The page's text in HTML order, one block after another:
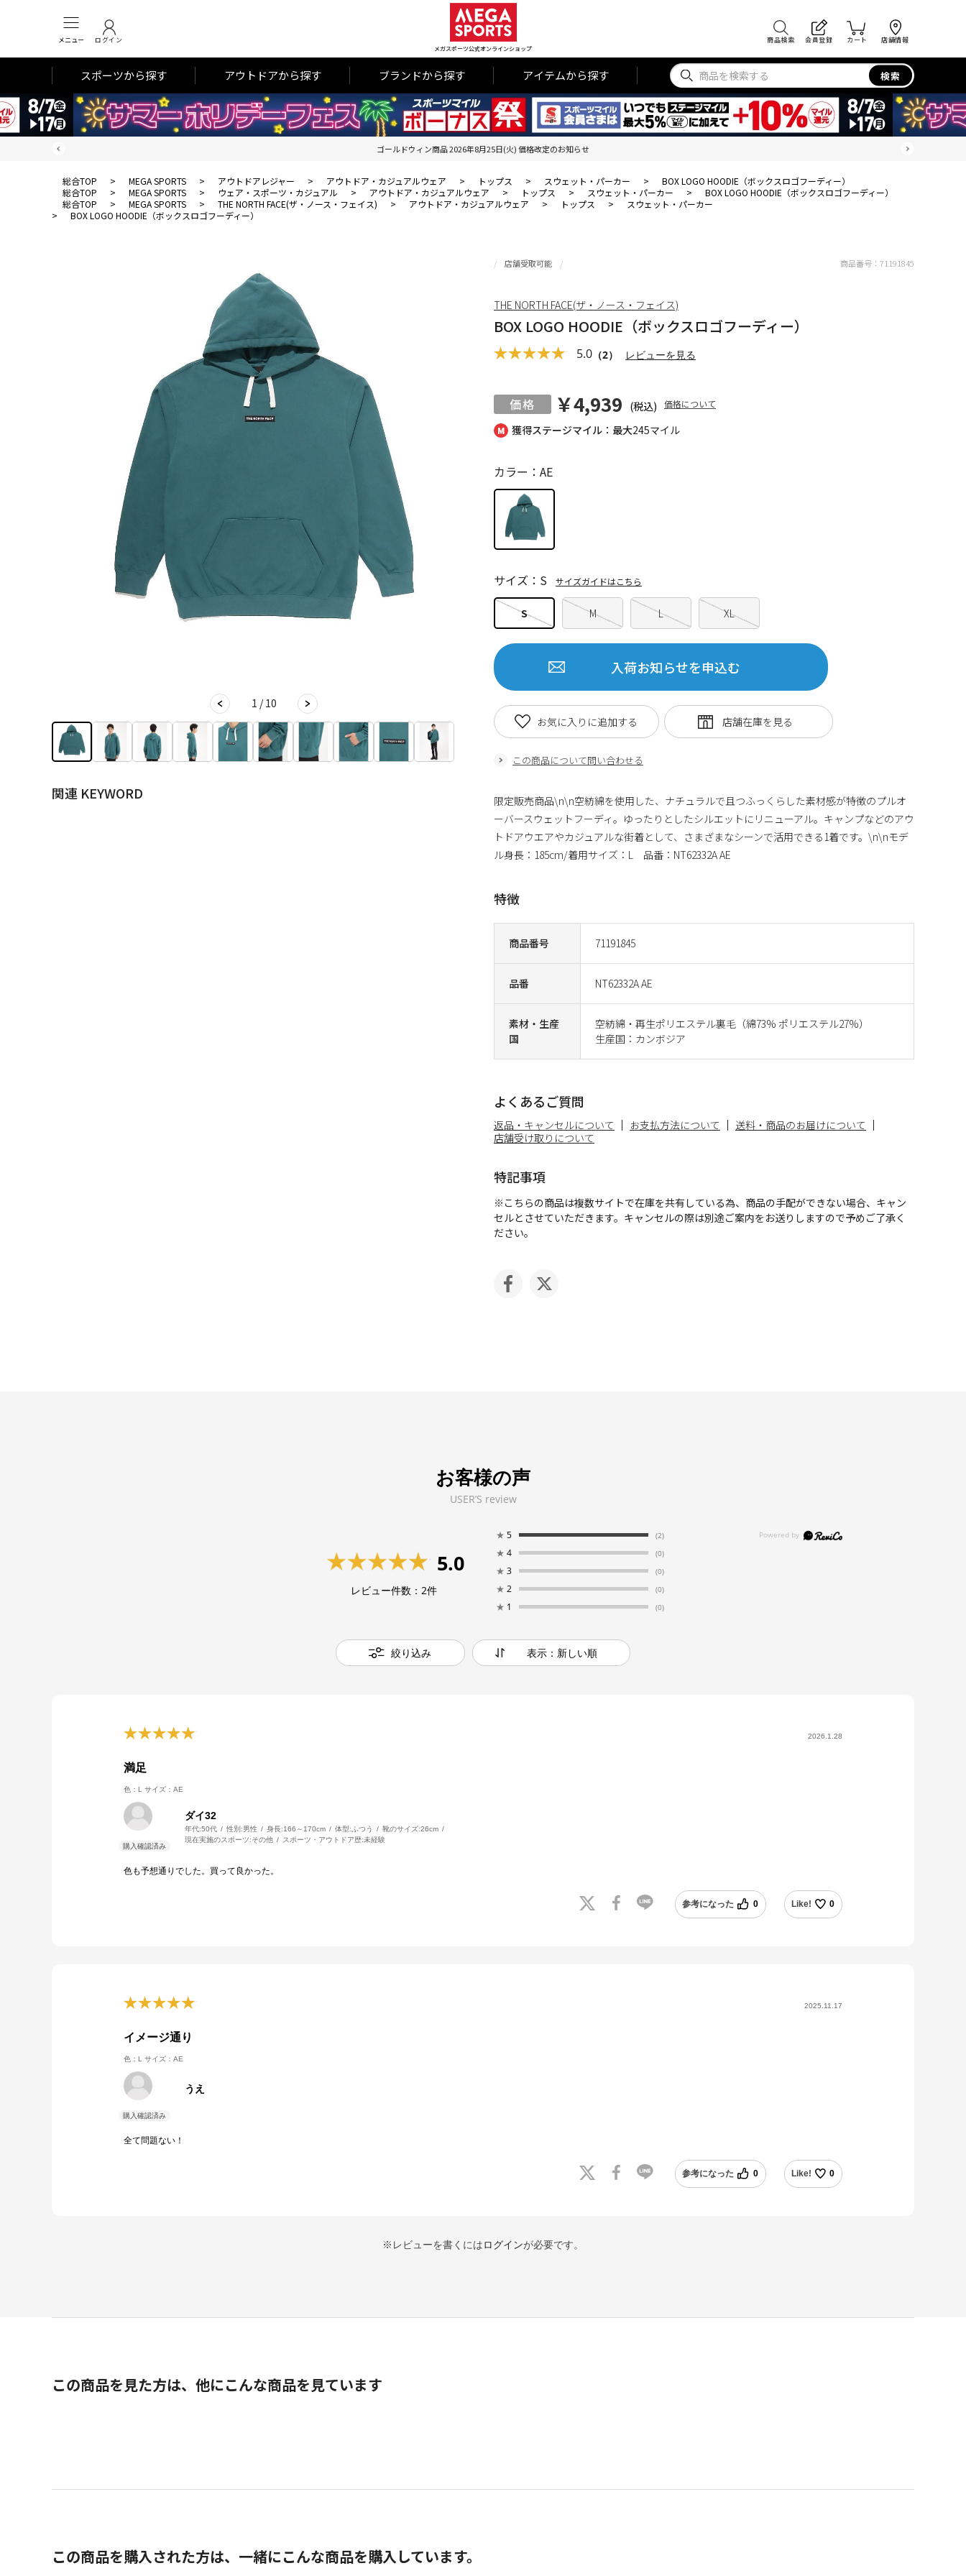
メニュー ログイン
メガスポーツ公式オンラインショップ
商品検索 会員登録 カート 店舗情報
スポーツから探す アウトドアから探す ブランドから探す アイテムから探す 検索
ゴールドウィン商品 2026年8月25日(火) 価格改定のお知らせ
総合TOP > MEGA SPORTS > アウトドアレジャー > アウトドア・カジュアルウェア > トップス > スウェット・パーカー >
BOX LOGO HOODIE（ボックスロゴフーディー）
総合TOP
> MEGA SPORTS > ウェア・スポーツ・カジュアル > アウトドア・カジュアルウェア > トップス > スウェット・パーカー >
BOX LOGO HOODIE（ボックスロゴフーディー）
総合TOP
> MEGA SPORTS > THE NORTH FACE(ザ・ノース・フェイス) > アウトドア・カジュアルウェア > トップス >
スウェット・パーカー
>
BOX LOGO HOODIE（ボックスロゴフーディー）
1 / 10
関連 KEYWORD
獲得ステージマイル：最大245マイル
店舗受取可能
BOX LOGO HOODIE（ボックスロゴフーディー）
5.0 （2） レビューを見る
￥4,939 (税込) 価格について
商品番号 71191845
品番 NT62332A AE
素材・生産
国
空紡綿・再生ポリエステル裏毛（綿73% ポリエステル27%）
生産国：カンボジア
カラー：AE
S M L XL
サイズ：S サイズガイドはこちら
入荷お知らせを申込む
この商品について問い合わせる
お気に入りに追加する
商品番号： 71191845
THE NORTH FACE(ザ・ノース・フェイス)
限定販売商品\n\n空紡綿を使用した、ナチュラルで且つふっくらした素材感が特徴のプルオ
ーバースウェットフーディ。ゆったりとしたシルエットにリニューアル。キャンプなどのアウ
トドアウエアやカジュアルな街着として、さまざまなシーンで活用できる1着です。\n\nモデ
ル身長：185cm/着用サイズ：L 品番：NT62332A AE
特徴
よくあるご質問
返品・キャンセルについて お支払方法について
送料・商品のお届けについて
店舗受け取りについて
特記事項
※こちらの商品は複数サイトで在庫を共有している為、商品の手配ができない場合、キャン
セルとさせていただきます。キャンセルの際は別途ご案内をお送りしますので予めご了承く
ださい。
お客様の声
USER’S review
5.0
レビュー件数： 2件
★ 5 (2)
★ 4 (0)
★ 3 (0)
★ 2 (0)
★ 1 (0)
絞り込み 表示：新しい順
2026.1.28
満足
色：L サイズ：AE
ダイ32
年代:50代 性別:男性 身長:166～170cm 体型: ふつう 靴のサイズ:26cm
現在実施のスポーツ:その他 スポーツ・アウトドア歴:未経験
色も予想通りでした。買って良かった。
参考になった 0 Like! 0
2025.11.17
イメージ通り
色：L サイズ：AE
うえ
全て問題ない！
参考になった 0 Like! 0
※レビューを書くにはログインが必要です。
この商品を見た方は、他にこんな商品を見ています
この商品を購入された方は、一緒にこんな商品を購入しています。